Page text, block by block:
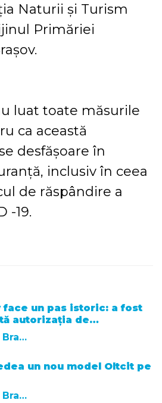
Naturii și Turism
Primăriei
luat toate măsurile
ca această
desfășoare în
inclusiv în ceea
de răspândire a
-19.
face un pas istoric: a fost
autorizația de…
Gazeta Brasovului
un nou model Oltcit pe
Gazeta Brasovului